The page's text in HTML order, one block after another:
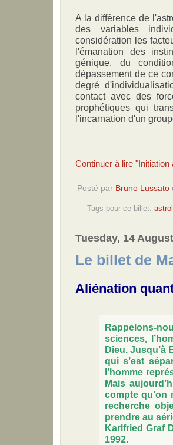
A la différence de
des variables
considération les
l'émanation des
génique, du
dépassement de ce
degré
contact avec des
prophétiques qui
l'incarnation d'un
Continuer à lire
Posté par Bruno Lussato
Tags pour ce billet:
Tuesday, 14
Le billet de
Aliénation
Rappelons-
sciences,
Dieu. Jusqu’à
qui s’est
l’homme
Mais
compte qu’on
recherche
prendre au
Karlfried Graf
1992.